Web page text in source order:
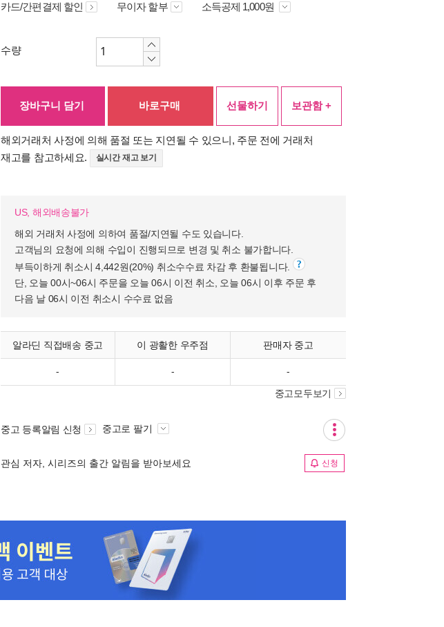
카드/간편결제 할인 무이자 할부 소득공제 1,000원
수량
장바구니 담기 바로구매 선물하기 보관함 +
해외거래처 사정에 의해 품절 또는 지연될 수 있으니, 주문 전에 거래처
재고를 참고하세요.
실시간 재고 보기
US, 해외배송불가
해외 거래처 사정에 의하여 품절/지연될 수도 있습니다.
고객님의 요청에 의해 수입이 진행되므로 변경 및 취소 불가합니다.
부득이하게 취소시 4,442원(20%) 취소수수료 차감 후 환불됩니다.
단, 오늘 00시~06시 주문을 오늘 06시 이전 취소, 오늘 06시 이후 주문 후
다음 날 06시 이전 취소시 수수료 없음
알라딘 직접배송 중고 이 광활한 우주점 판매자 중고
- - -
중고모두보기
중고 등록알림 신청 중고로 팔기
관심 저자, 시리즈의 출간 알림을 받아보세요 신청